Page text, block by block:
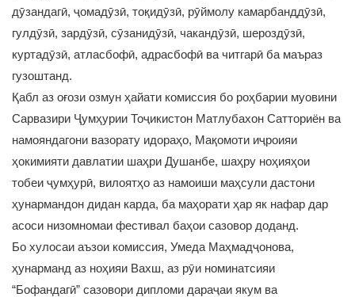
дӯзандагӣ, ҷомадӯзӣ, тоқидӯзӣ, рӯймолу камарбанддӯзӣ,
гулдӯзӣ, зардӯзӣ, сӯзанидӯзӣ, чакандӯзӣ, шероздӯзӣ,
куртадӯзӣ, атласбофӣ, адрасбофӣ ва читгарӣ ба маъраз
гузоштанд.
Қабл аз оғози озмун ҳайати комиссия бо роҳбарии муовини
Сарвазири Ҷумҳурии Тоҷикистон Матлубахон Сатториён ва
намояндагони вазорату идораҳо, Мақомоти иҷроияи
ҳокимияти давлатии шаҳри Душанбе, шаҳру ноҳияҳои
тобеи ҷумҳурӣ, вилоятҳо аз намоиши маҳсули дастони
ҳунармандон дидан карда, ба маҳорати ҳар як нафар дар
асоси низомномаи фестивал баҳои сазовор доданд.
Бо хулосаи аъзои комиссия, Умеда Маҳмадҷонова,
ҳунарманд аз ноҳияи Вахш, аз рӯи номинатсияи
“Бофандагӣ” сазовори дипломи дараҷаи якум ва